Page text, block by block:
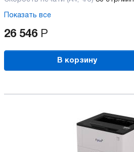
Показать все
26 546 Р
В корзину